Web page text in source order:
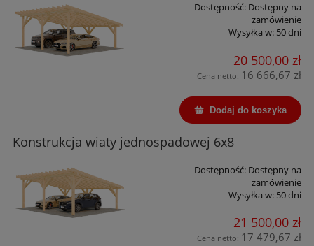
Dostępność: Dostępny na
zamówienie
Wysyłka w: 50 dni
20 500,00 zł
Cena netto: 16 666,67 zł
Dodaj do koszyka
Konstrukcja wiaty jednospadowej 6x8
Dostępność: Dostępny na
zamówienie
Wysyłka w: 50 dni
21 500,00 zł
Cena netto: 17 479,67 zł